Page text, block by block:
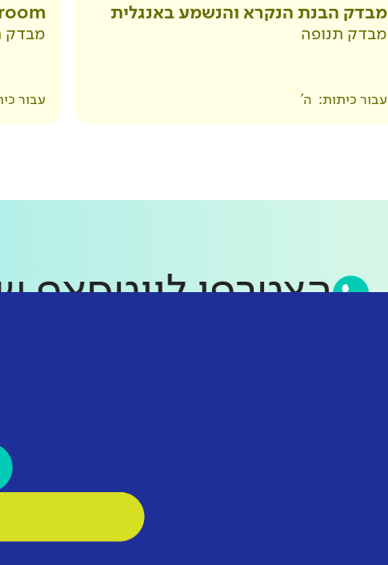
מבדק הבנת הנקרא והנשמע באנגלית
מבדק תנופה
עבור כיתות: ה'
מבדק
עבור
הצטרפו